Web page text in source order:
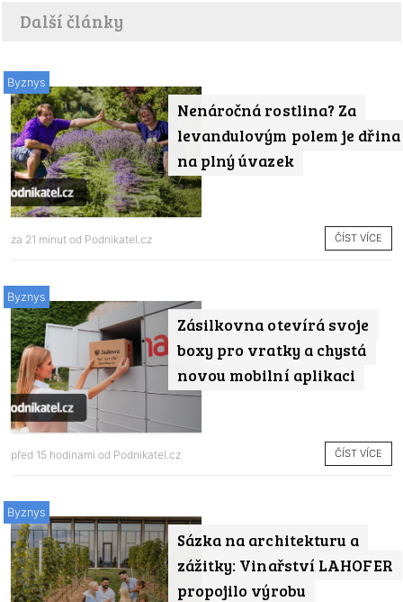
Další články
Nenáročná rostlina? Za
levandulovým polem je dřina
na plný úvazek
Byznys
za 21 minut od Podnikatel.cz ČÍST VÍCE
Zásilkovna otevírá svoje
boxy pro vratky a chystá
novou mobilní aplikaci
Byznys
před 15 hodinami od Podnikatel.cz ČÍST VÍCE
Sázka na architekturu a
zážitky: Vinařství LAHOFER
propojilo výrobu
Byznys